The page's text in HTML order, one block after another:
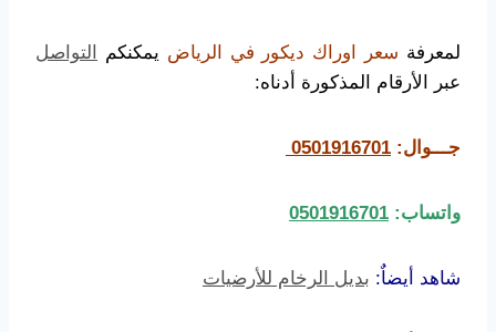
لمعرفة سعر اوراك ديكور في الرياض يمكنكم
التواصل
عبر الأرقام المذكورة أدناه:
جـــوال: 0501916701
واتساب: 0501916701
شاهد أيضاٌ: بديل الرخام للأرضيات